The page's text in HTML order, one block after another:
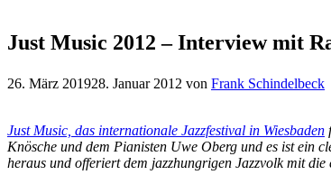
Just Music 2012 – Interview mit
26. März 201928. Januar 2012 von Frank Schindelbeck
Just Music, das internationale Jazzfestival in Wiesbaden
Knösche und dem Pianisten Uwe Oberg und es ist ein
heraus und offeriert dem jazzhungrigen Jazzvolk mit